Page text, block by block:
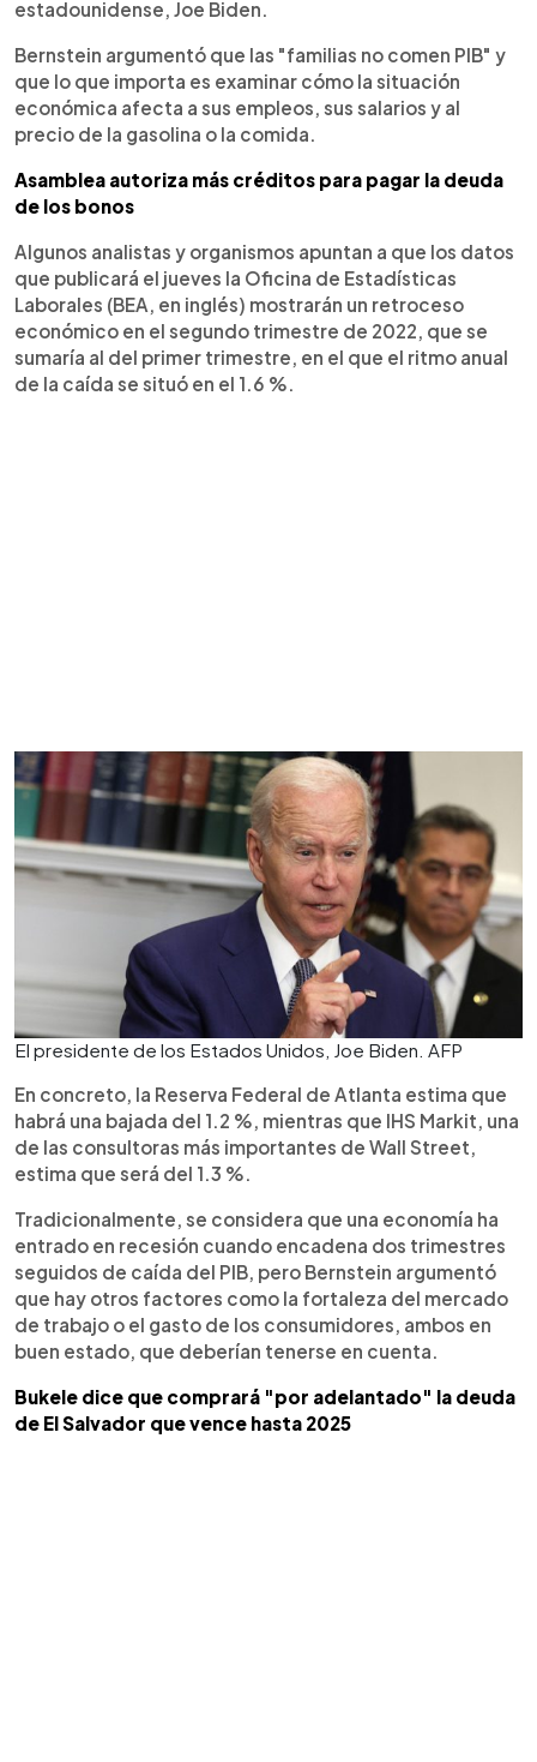
estadounidense, Joe Biden.
Bernstein argumentó que las "familias no comen PIB" y
que lo que importa es examinar cómo la situación
económica afecta a sus empleos, sus salarios y al
precio de la gasolina o la comida.
Asamblea autoriza más créditos para pagar la deuda
de los bonos
Algunos analistas y organismos apuntan a que los datos
que publicará el jueves la Oficina de Estadísticas
Laborales (BEA, en inglés) mostrarán un retroceso
económico en el segundo trimestre de 2022, que se
sumaría al del primer trimestre, en el que el ritmo anual
de la caída se situó en el 1.6 %.
El presidente de los Estados Unidos, Joe Biden. AFP
En concreto, la Reserva Federal de Atlanta estima que
habrá una bajada del 1.2 %, mientras que IHS Markit, una
de las consultoras más importantes de Wall Street,
estima que será del 1.3 %.
Tradicionalmente, se considera que una economía ha
entrado en recesión cuando encadena dos trimestres
seguidos de caída del PIB, pero Bernstein argumentó
que hay otros factores como la fortaleza del mercado
de trabajo o el gasto de los consumidores, ambos en
buen estado, que deberían tenerse en cuenta.
Bukele dice que comprará "por adelantado" la deuda
de El Salvador que vence hasta 2025